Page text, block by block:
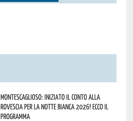
Montescaglioso: iniziato il conto alla
rovescia per la Notte Bianca 2026! Ecco il
programma